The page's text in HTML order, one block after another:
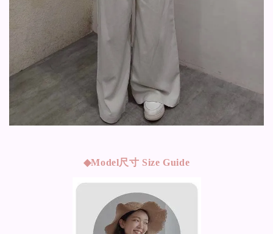
◆Model尺寸 Size Guide